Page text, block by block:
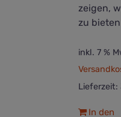
zeigen,
zu
inkl. 7 %
Lieferzeit:
In den